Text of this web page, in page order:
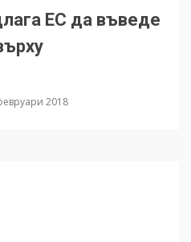
ЕС да въведе
2018